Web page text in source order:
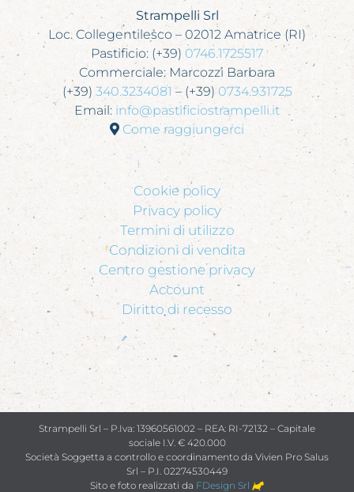
Strampelli Srl
Loc. Collegentilesco – 02012 Amatrice (RI)
Pastificio: (+39) 0746.1725517
Commerciale: Marcozzi Barbara
(+39) 340.3234081 – (+39) 0734.931725
Email: info@pastificiostrampelli.it
Come raggiungerci
Cookie policy
Privacy policy
Termini di utilizzo
Condizioni di vendita
Centro gestione privacy
Account
Diritto di recesso
Strampelli Srl – P.Iva: 13960561002 – REA: RI-72132 – Capitale
sociale I.V. € 420.000
Società Soggetta a controllo e coordinamento da Vivien Pro Salus
Srl – P.I. 02274530449
Sito e foto realizzati da FDesign Srl